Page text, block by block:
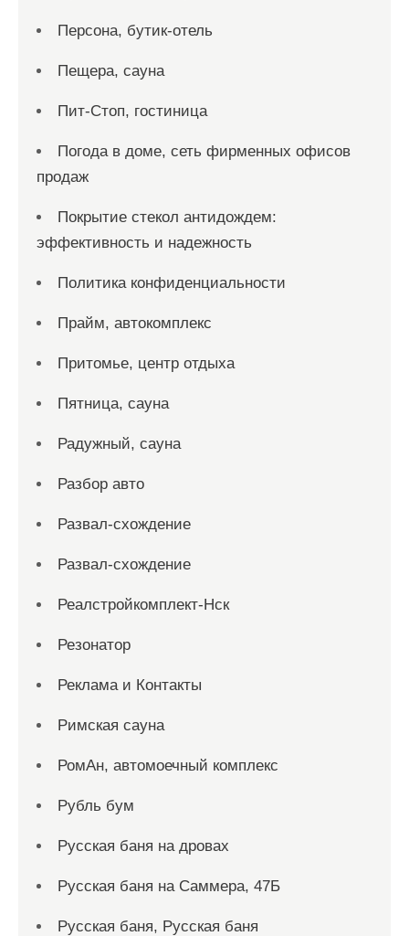
Персона, бутик-отель
Пещера, сауна
Пит-Стоп, гостиница
Погода в доме, сеть фирменных офисов
продаж
Покрытие стекол антидождем:
эффективность и надежность
Политика конфиденциальности
Прайм, автокомплекс
Притомье, центр отдыха
Пятница, сауна
Радужный, сауна
Разбор авто
Развал-схождение
Развал-схождение
Реалстройкомплект-Нск
Резонатор
Реклама и Контакты
Римская сауна
РомАн, автомоечный комплекс
Рубль бум
Русская баня на дровах
Русская баня на Саммера, 47Б
Русская баня, Русская баня